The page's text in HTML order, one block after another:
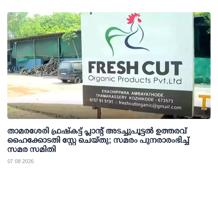
താമരശേരി ഫ്രഷ്കട്ട് പ്ലാന്റ് അടച്ചുപൂട്ടൽ ഉത്തരവ്
ഹൈക്കോടതി സ്റ്റേ ചെയ്തു; സമരം പുനരാരംഭിച്ച്
സമര സമിതി
07 08 2026